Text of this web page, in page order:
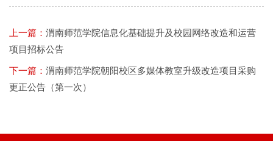
上一篇： 渭南师范学院信息化基础提升及校园网络改造和运营
项目招标公告
下一篇： 渭南师范学院朝阳校区多媒体教室升级改造项目采购
更正公告（第一次）